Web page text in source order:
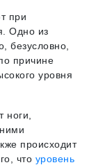
при
Одно из
безусловно,
причине
уровня
ноги,
происходит
что уровень